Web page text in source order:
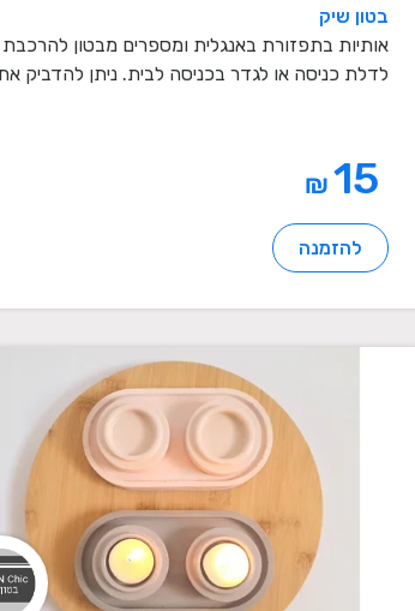
בטון שיק
אותיות בתפזורת באנגלית ומספרים מבטון
לדלת כניסה או לגדר בכניסה לבית. ניתן להדביק
₪
להזמנה